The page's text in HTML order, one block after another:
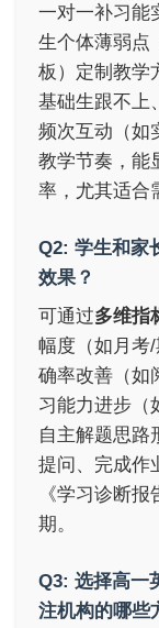
一对一补习能
生个体薄弱点
板）定制教学
基础生跟不上
频次互动（如
教学节奏，能
率，尤其适合
Q2: 学生和家
效果？
可通过多维指
幅度（如月考
确率改善（如
习能力进步（
自主解题思
提问、完成作
《学习诊断
期。
Q3: 选择高一
注机构的哪些